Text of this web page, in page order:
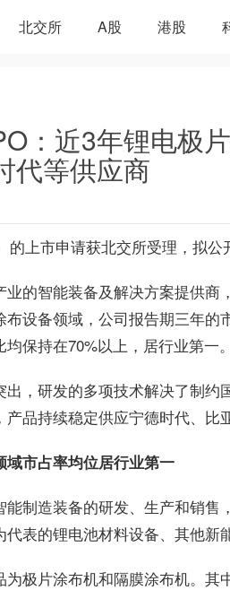
北交所 A股 港股
：近3年锂电极
代等供应商
上市申请获北交所受理，拟公
的智能装备及解决方案提供商
设备领域，公司报告期三年的
保持在70%以上，居行业第一。
，研发的多项技术解决了制
品持续稳定供应宁德时代、比
域市占率均位居行业第一
制造装备的研发、生产和销售
表的锂电池材料设备、其他新
极片涂布机和隔膜涂布机。